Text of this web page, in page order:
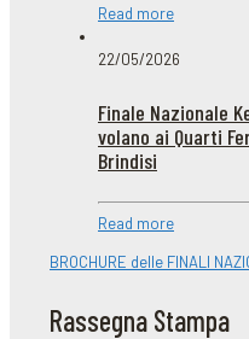
Read more
22/05/2026
Finale Nazionale
volano ai Quarti
Brindisi
Read more
BROCHURE delle FINALI
Rassegna Stampa